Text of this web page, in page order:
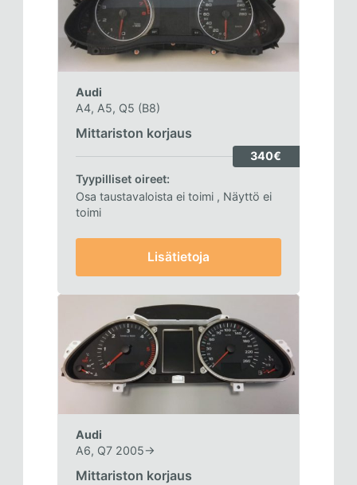
Audi
A4, A5, Q5 (B8)
Mittariston korjaus
340€
Tyypilliset oireet:
Osa taustavaloista ei toimi , Näyttö ei
toimi
Lisätietoja
Audi
A6, Q7 2005->
Mittariston korjaus